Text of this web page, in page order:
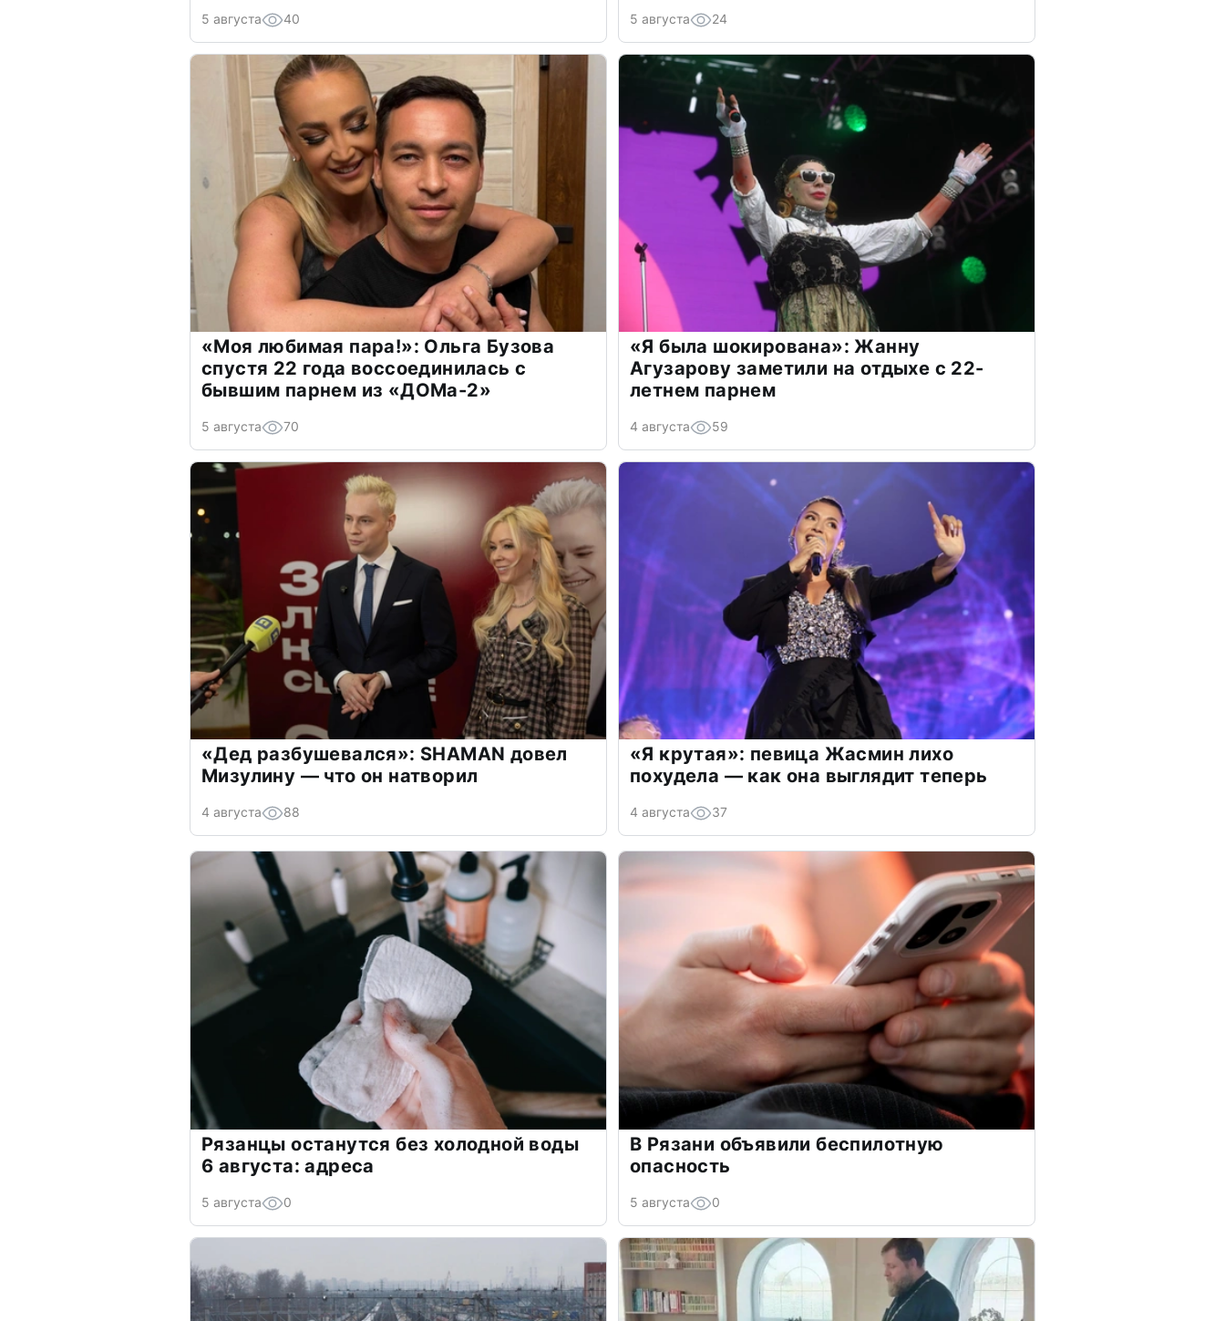
5 августа 40 5 августа 24
«Моя любимая пара!»: Ольга Бузова
спустя 22 года воссоединилась с
бывшим парнем из «ДОМа-2»
5 августа 70
«Я была шокирована»: Жанну
Агузарову заметили на отдыхе с 22-
летнем парнем
4 августа 59
«Дед разбушевался»: SHAMAN довел
Мизулину — что он натворил
4 августа 88
«Я крутая»: певица Жасмин лихо
похудела — как она выглядит теперь
4 августа 37
Рязанцы останутся без холодной воды
6 августа: адреса
5 августа 0
В Рязани объявили беспилотную
опасность
5 августа 0